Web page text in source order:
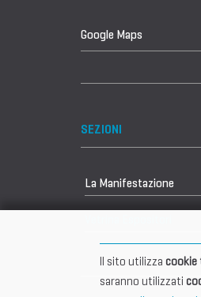
Google Maps
SEZIONI
La Manifestazione
Il sito utilizza cookie
saranno utilizzati